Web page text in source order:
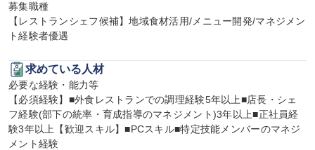
募集職種
【レストランシェフ候補】地域食材活用/メニュー開発/マネジメン
ト経験者優遇
求めている人材
必要な経験・能力等
【必須経験】■外食レストランでの調理経験5年以上■店長・シェ
フ経験(部下の統率・育成指導のマネジメント)3年以上■正社員経
験3年以上【歓迎スキル】■PCスキル■特定技能メンバーのマネジ
メント経験